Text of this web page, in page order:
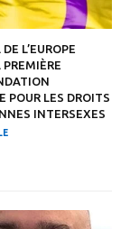
L’EUROPE
POUR LES DROITS
INTERSEXES